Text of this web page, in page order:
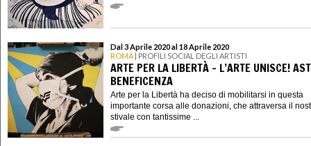
Dal 3 Aprile 2020 al 18 Aprile 2020
ROMA | PROFILI SOCIAL DEGLI ARTISTI
ARTE PER LA LIBERTÀ - L’ARTE UNISCE!
BENEFICENZA
Arte per la Libertà ha deciso di mobilitarsi in questa
importante corsa alle donazioni, che attraversa il
stivale con tantissime ...